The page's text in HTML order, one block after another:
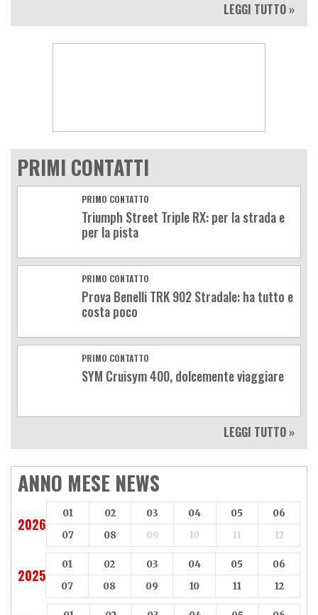
LEGGI TUTTO »
PRIMI CONTATTI
PRIMO CONTATTO
Triumph Street Triple RX: per la strada e
per la pista
PRIMO CONTATTO
Prova Benelli TRK 902 Stradale: ha tutto e
costa poco
PRIMO CONTATTO
SYM Cruisym 400, dolcemente viaggiare
LEGGI TUTTO »
ANNO MESE NEWS
2026
01 02 03 04 05
06
07
08 09 10 11 12
2025
01 02 03 04 05
06
07
08 09 10 11 12